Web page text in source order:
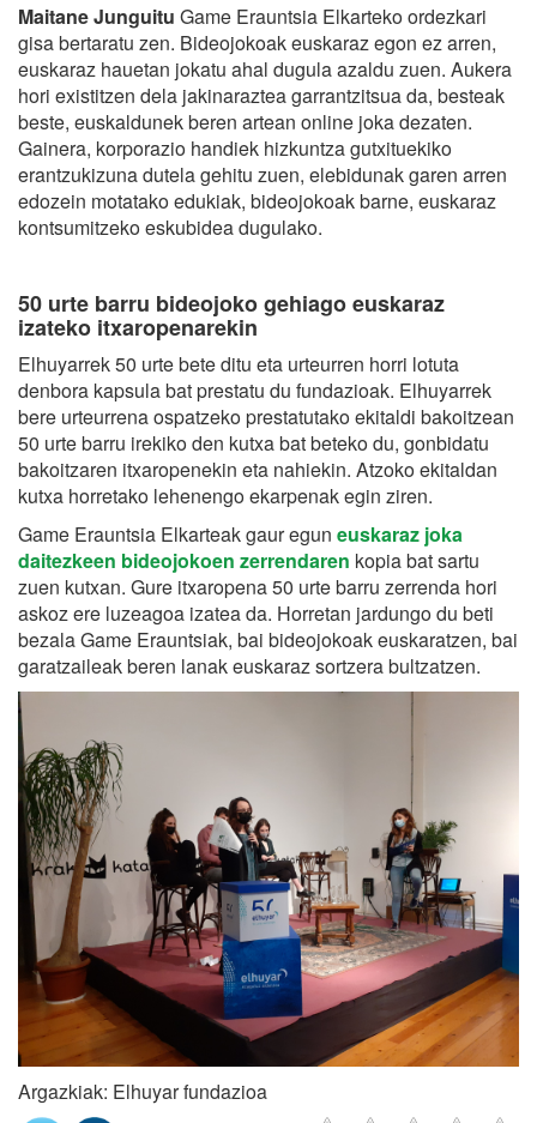
Maitane Junguitu Game Erauntsia Elkarteko ordezkari
gisa bertaratu zen. Bideojokoak euskaraz egon ez arren,
euskaraz hauetan jokatu ahal dugula azaldu zuen. Aukera
hori existitzen dela jakinaraztea garrantzitsua da, besteak
beste, euskaldunek beren artean online joka dezaten.
Gainera, korporazio handiek hizkuntza gutxituekiko
erantzukizuna dutela gehitu zuen, elebidunak garen arren
edozein motatako edukiak, bideojokoak barne, euskaraz
kontsumitzeko eskubidea dugulako.
50 urte barru bideojoko gehiago euskaraz
izateko itxaropenarekin
Elhuyarrek 50 urte bete ditu eta urteurren horri lotuta
denbora kapsula bat prestatu du fundazioak. Elhuyarrek
bere urteurrena ospatzeko prestatutako ekitaldi bakoitzean
50 urte barru irekiko den kutxa bat beteko du, gonbidatu
bakoitzaren itxaropenekin eta nahiekin. Atzoko ekitaldan
kutxa horretako lehenengo ekarpenak egin ziren.
Game Erauntsia Elkarteak gaur egun euskaraz joka
daitezkeen bideojokoen zerrendaren kopia bat sartu
zuen kutxan. Gure itxaropena 50 urte barru zerrenda hori
askoz ere luzeagoa izatea da. Horretan jardungo du beti
bezala Game Erauntsiak, bai bideojokoak euskaratzen, bai
garatzaileak beren lanak euskaraz sortzera bultzatzen.
Argazkiak: Elhuyar fundazioa